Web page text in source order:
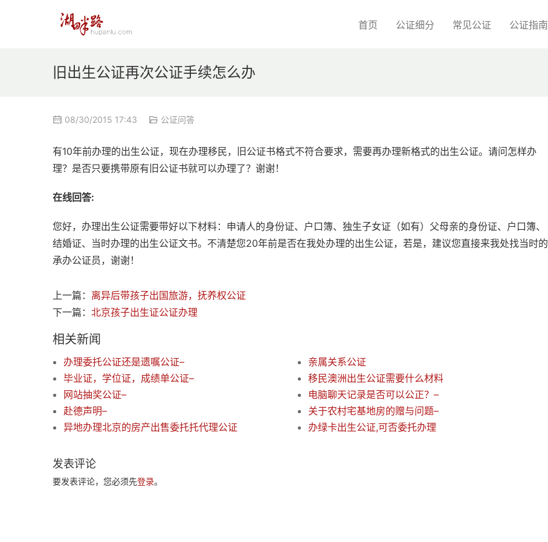
首页 公证细分 常见公证 公证指南
旧出生公证再次公证手续怎么办
08/30/2015 17:43 公证问答
有10年前办理的出生公证，现在办理移民，旧公证书格式不符合要求，需要再办理新格式的出生公证。请问怎样办
理？是否只要携带原有旧公证书就可以办理了？谢谢！
在线回答:
您好，办理出生公证需要带好以下材料：申请人的身份证、户口簿、独生子女证（如有）父母亲的身份证、户口簿、
结婚证、当时办理的出生公证文书。不清楚您20年前是否在我处办理的出生公证，若是，建议您直接来我处找当时的
承办公证员，谢谢！
上一篇： 离异后带孩子出国旅游，抚养权公证
下一篇： 北京孩子出生证公证办理
相关新闻
办理委托公证还是遗嘱公证–
亲属关系公证
毕业证，学位证，成绩单公证–
移民澳洲出生公证需要什么材料
网站抽奖公证–
电脑聊天记录是否可以公正？–
赴德声明–
关于农村宅基地房的赠与问题–
异地办理北京的房产出售委托托代理公证
办绿卡出生公证,可否委托办理
发表评论
要发表评论，您必须先登录。